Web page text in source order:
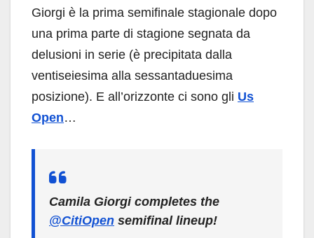
Giorgi è la prima semifinale stagionale dopo
una prima parte di stagione segnata da
delusioni in serie (è precipitata dalla
ventiseiesima alla sessantaduesima
posizione). E all’orizzonte ci sono gli Us
Open…
Camila Giorgi completes the
@CitiOpen semifinal lineup!